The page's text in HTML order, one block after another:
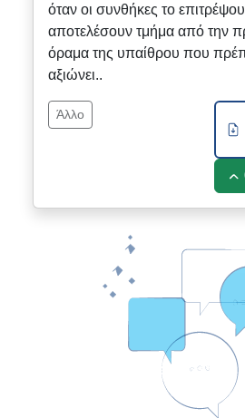
όταν οι συνθήκες το
αποτελέσουν τμήμα από την
όραμα της υπαίθρου που
αξιώνει..
Άλλο